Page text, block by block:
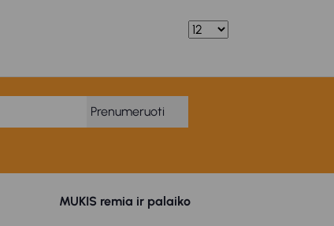
Prenumeruoti
MUKIS remia ir palaiko